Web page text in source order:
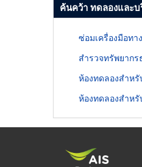
ค้นคว้า ทดลองและบ
ซ่อมเครื่องมือทา
สำรวจทรัพยาก
ห้องทดลองสำห
ห้องทดลองสำห